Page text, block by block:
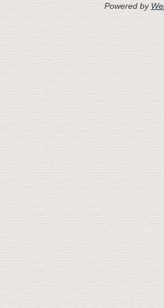
Powered by